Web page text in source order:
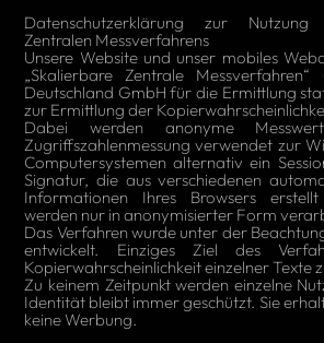
Datenschutzerklärung zur
Zentralen Messverfahrens
Unsere Website und unser mobiles
„Skalierbare Zentrale
Deutschland GmbH für die Ermittlung
zur Ermittlung der
Dabei werden anonyme
Zugriffszahlenmessung verwendet zur
Computersystemen alternativ ein
Signatur, die aus verschiedenen
Informationen Ihres Browsers
werden nur in anonymisierter Form
Das Verfahren wurde unter der
entwickelt. Einziges Ziel des
Kopierwahrscheinlichkeit einzelner Texte
Zu keinem Zeitpunkt werden einzelne
Identität bleibt immer geschützt. Sie
keine Werbung.